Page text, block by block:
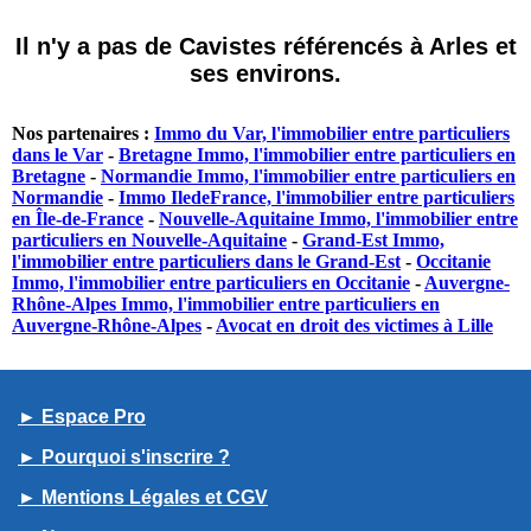
Il n'y a pas de Cavistes référencés à Arles et
ses environs.
Nos partenaires : Immo du Var, l'immobilier entre particuliers
dans le Var - Bretagne Immo, l'immobilier entre particuliers en
Bretagne - Normandie Immo, l'immobilier entre particuliers en
Normandie - Immo IledeFrance, l'immobilier entre particuliers
en Île-de-France - Nouvelle-Aquitaine Immo, l'immobilier entre
particuliers en Nouvelle-Aquitaine - Grand-Est Immo,
l'immobilier entre particuliers dans le Grand-Est - Occitanie
Immo, l'immobilier entre particuliers en Occitanie - Auvergne-
Rhône-Alpes Immo, l'immobilier entre particuliers en
Auvergne-Rhône-Alpes - Avocat en droit des victimes à Lille
► Espace Pro
► Pourquoi s'inscrire ?
► Mentions Légales et CGV